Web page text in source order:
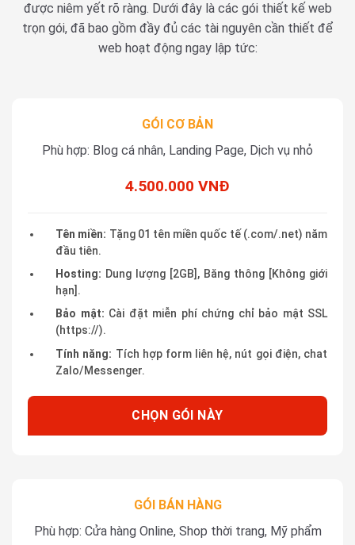
được niêm yết rõ ràng. Dưới đây là các gói thiết kế web
trọn gói, đã bao gồm đầy đủ các tài nguyên cần thiết để
web hoạt động ngay lập tức:
GÓI CƠ BẢN
Phù hợp: Blog cá nhân, Landing Page, Dịch vụ nhỏ
4.500.000 VNĐ
Tên miền: Tặng 01 tên miền quốc tế (.com/.net) năm
đầu tiên.
Hosting: Dung lượng [2GB], Băng thông [Không giới
hạn].
Bảo mật: Cài đặt miễn phí chứng chỉ bảo mật SSL
(https://).
Tính năng: Tích hợp form liên hệ, nút gọi điện, chat
Zalo/Messenger.
CHỌN GÓI NÀY
GÓI BÁN HÀNG
Phù hợp: Cửa hàng Online, Shop thời trang, Mỹ phẩm